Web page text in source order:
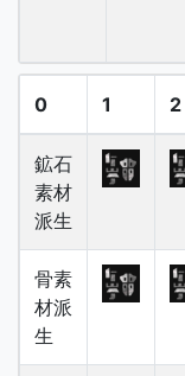
0 1 2
鉱石
素材
派生
骨素
材派
生